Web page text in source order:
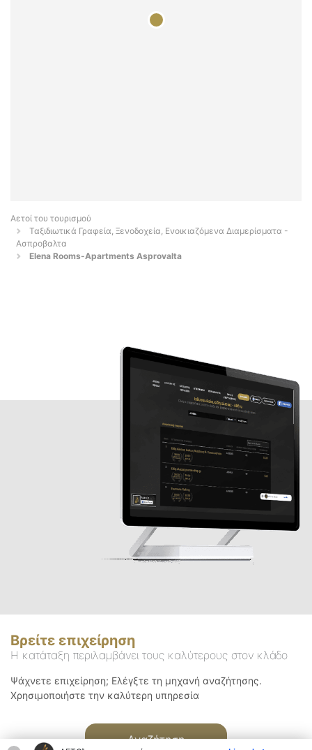
Αετοί του τουρισμού
Ταξιδιωτικά Γραφεία, Ξενοδοχεία, Ενοικιαζόμενα Διαμερίσματα -
Ασπροβαλτα
Elena Rooms-Apartments Asprovalta
Βρείτε επιχείρηση
Η κατάταξη περιλαμβάνει τους καλύτερους στον κλάδο
Ψάχνετε επιχείρηση; Ελέγξτε τη μηχανή αναζήτησης.
Χρησιμοποιήστε την καλύτερη υπηρεσία
Αναζήτηση